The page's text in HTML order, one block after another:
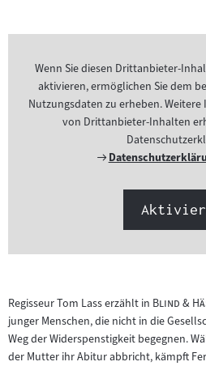
Wenn Sie diesen Drittanbieter-
aktivieren, ermöglichen Sie dem
Nutzungsdaten zu erheben.
von Drittanbieter-Inhalten
Externer
Regisseur Tom Lass erzählt in "Blind &
junger Menschen, die nicht in die
Weg der Widerspenstigkeit begegnen.
der Mutter ihr Abitur abbricht, kämpft